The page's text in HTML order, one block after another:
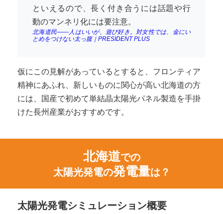
といえるので、長く付き合うには話題や行
動のマンネリ化には要注意。
北海道民――人はいいが、遊び好き。対女性では、金にい
とめをつけない太っ腹｜PRESIDENT PLUS
仮にこの見解があっているとすると、フロンティア
精神にあふれ、新しいものに関心が高い北海道の方
には、国産で初めて単結晶太陽光パネル製造を手掛
けた長州産業がおすすめです。
北海道での
太陽光発電の発電量は？
太陽光発電シミュレーション概要